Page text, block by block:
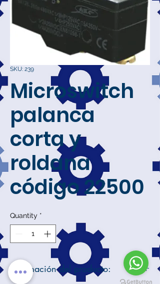
SKU: 239
Microswitch
palanca
corta y
roldana
código 22500
Quantity *
Información del producto: